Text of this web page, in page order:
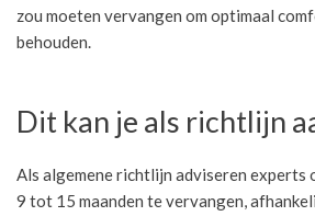
zou moeten vervangen om optimaal
behouden.
Dit kan je als richtlijn
Als algemene richtlijn adviseren experts
9 tot 15 maanden te vervangen,